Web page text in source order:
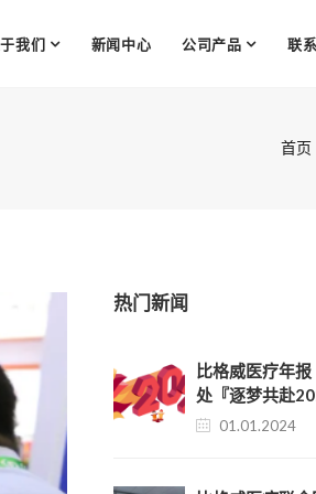
我们 新闻中心 公司产品 联
首页
热门新闻
比格威医疗年
处『逐梦共赴
01.01.2024